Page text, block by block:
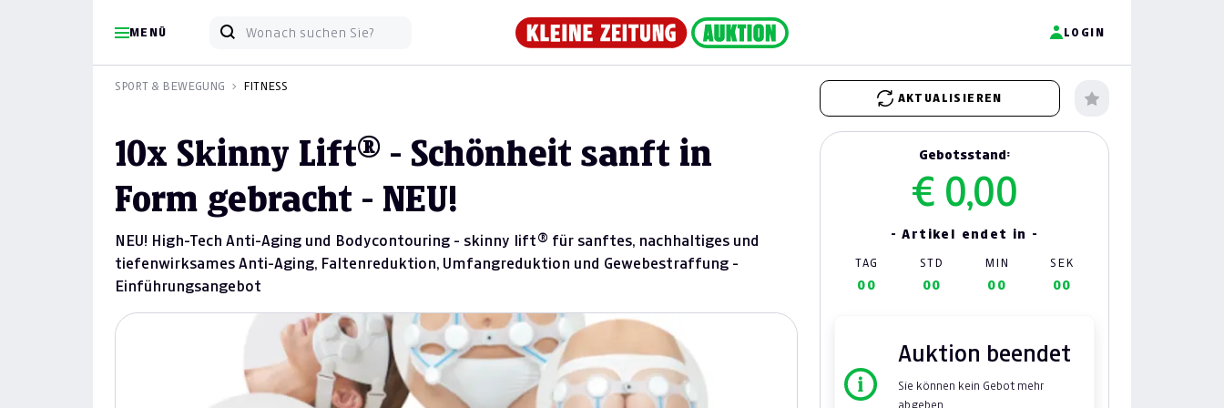
MENÜ LOGIN
SPORT & BEWEGUNG
FITNESS
AKTUALISIEREN
10x Skinny Lift® - Schönheit sanft in
Form gebracht - NEU!
NEU! High-Tech Anti-Aging und Bodycontouring - skinny lift® für sanftes, nachhaltiges und
tiefenwirksames Anti-Aging, Faltenreduktion, Umfangreduktion und Gewebestraffung -
Einführungsangebot
Gebotsstand:
€ 0,00
- Artikel endet in -
TAG STD MIN SEK
00 00 00 00
Auktion beendet
Sie können kein Gebot mehr
abgeben.